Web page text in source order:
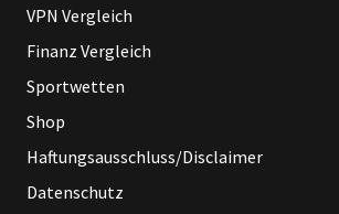
VPN Vergleich
Finanz Vergleich
Sportwetten
Shop
Haftungsausschluss/Disclaimer
Datenschutz